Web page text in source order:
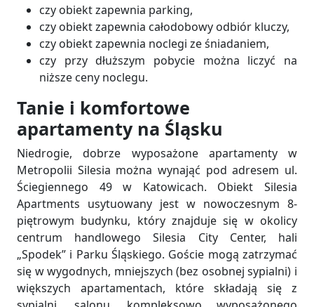
czy obiekt zapewnia parking,
czy obiekt zapewnia całodobowy odbiór kluczy,
czy obiekt zapewnia noclegi ze śniadaniem,
czy przy dłuższym pobycie można liczyć na
niższe ceny noclegu.
Tanie i komfortowe
apartamenty na Śląsku
Niedrogie, dobrze wyposażone apartamenty w
Metropolii Silesia można wynająć pod adresem ul.
Ściegiennego 49 w Katowicach. Obiekt Silesia
Apartments usytuowany jest w nowoczesnym 8-
piętrowym budynku, który znajduje się w okolicy
centrum handlowego Silesia City Center, hali
„Spodek” i Parku Śląskiego. Goście mogą zatrzymać
się w wygodnych, mniejszych (bez osobnej sypialni) i
większych apartamentach, które składają się z